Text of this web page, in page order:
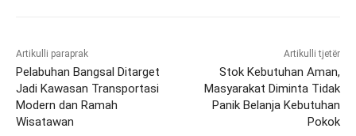
Artikulli paraprak
Pelabuhan Bangsal Ditarget
Jadi Kawasan Transportasi
Modern dan Ramah
Wisatawan
Artikulli tjetër
Stok Kebutuhan Aman,
Masyarakat Diminta Tidak
Panik Belanja Kebutuhan
Pokok